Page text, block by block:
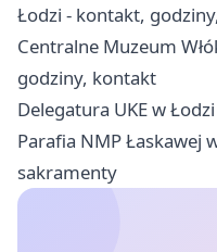
Łodzi - kontakt,
Centralne Muzeum
godziny, kontakt
Delegatura UKE w
Parafia NMP Łaskawej
sakramenty